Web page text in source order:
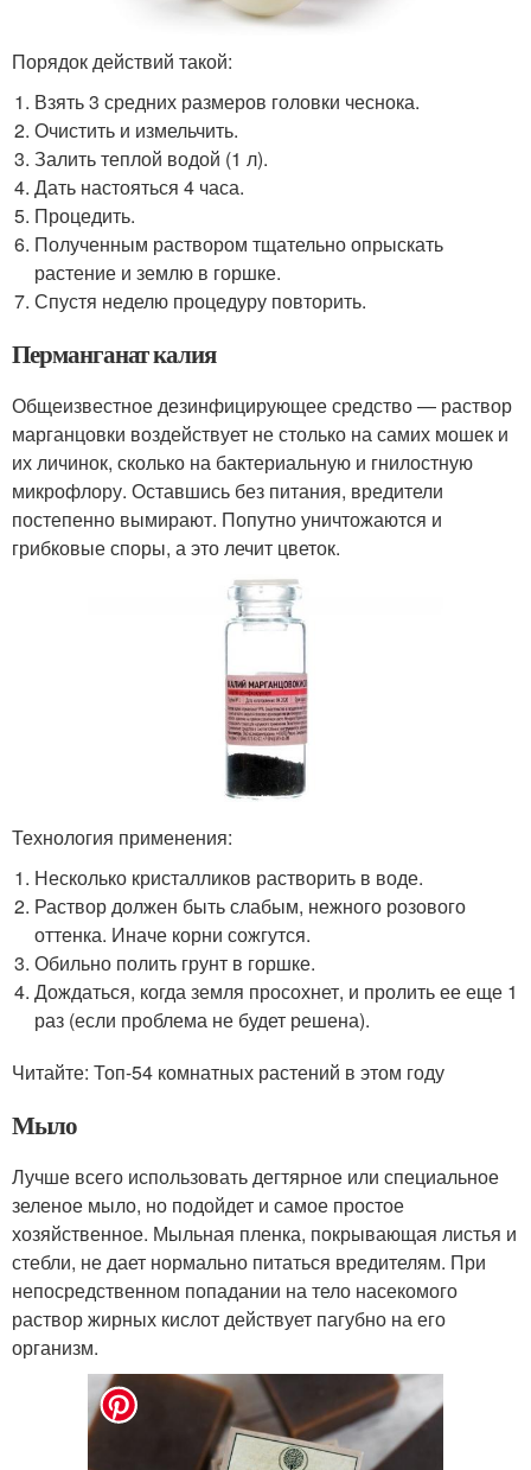
Порядок действий такой:
Взять 3 средних размеров головки чеснока.
Очистить и измельчить.
Залить теплой водой (1 л).
Дать настояться 4 часа.
Процедить.
Полученным раствором тщательно опрыскать
растение и землю в горшке.
Спустя неделю процедуру повторить.
Перманганат калия
Общеизвестное дезинфицирующее средство — раствор
марганцовки воздействует не столько на самих мошек и
их личинок, сколько на бактериальную и гнилостную
микрофлору. Оставшись без питания, вредители
постепенно вымирают. Попутно уничтожаются и
грибковые споры, а это лечит цветок.
Технология применения:
Несколько кристалликов растворить в воде.
Раствор должен быть слабым, нежного розового
оттенка. Иначе корни сожгутся.
Обильно полить грунт в горшке.
Дождаться, когда земля просохнет, и пролить ее еще 1
раз (если проблема не будет решена).
Читайте: Топ-54 комнатных растений в этом году
Мыло
Лучше всего использовать дегтярное или специальное
зеленое мыло, но подойдет и самое простое
хозяйственное. Мыльная пленка, покрывающая листья и
стебли, не дает нормально питаться вредителям. При
непосредственном попадании на тело насекомого
раствор жирных кислот действует пагубно на его
организм.